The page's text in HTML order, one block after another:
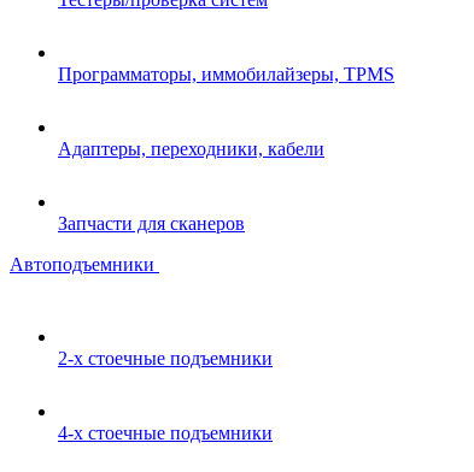
Программаторы, иммобилайзеры, TPMS
Адаптеры, переходники, кабели
Запчасти для сканеров
Автоподъемники
2-х стоечные подъемники
4-х стоечные подъемники